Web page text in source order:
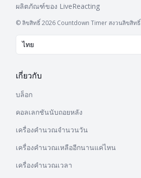
ผลิตภัณฑ์ของ LiveReacting
© ลิขสิทธิ์ 2026 Countdown Timer สงวนลิขสิทธิ์
ไทย
เกี่ยวกับ
บล็อก
คอลเลกชันนับถอยหลัง
เครื่องคำนวณจำนวนวัน
เครื่องคำนวณเหลืออีกนานแค่ไหน
เครื่องคำนวณเวลา